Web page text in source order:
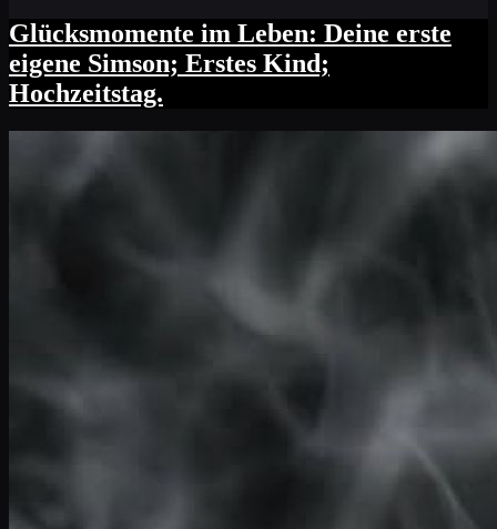
Glücksmomente im Leben: Deine erste
eigene Simson; Erstes Kind;
Hochzeitstag.